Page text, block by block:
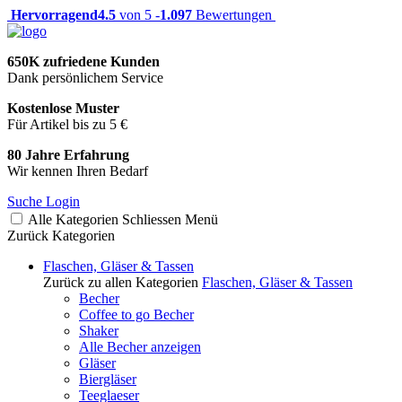
Hervorragend4.5 von 5 -1.097 Bewertungen
650K zufriedene Kunden
Dank persönlichem Service
Kostenlose Muster
Für Artikel bis zu 5 €
80 Jahre Erfahrung
Wir kennen Ihren Bedarf
Suche Login
Alle Kategorien Schliessen Menü
Zurück Kategorien
Flaschen, Gläser & Tassen
Zurück zu allen Kategorien Flaschen, Gläser & Tassen
Becher
Coffee to go Becher
Shaker
Alle Becher anzeigen
Gläser
Biergläser
Teeglaeser